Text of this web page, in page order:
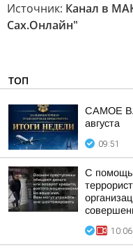
Источник: Канал в
Сах.Онлайн"
ТОП
САМОЕ
августа
09:51
С
10:06